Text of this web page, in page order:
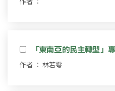
「東南亞的民主轉型」
作者 ： 林若雩